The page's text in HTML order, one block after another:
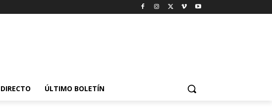
DIRECTO ÚLTIMO BOLETÍN